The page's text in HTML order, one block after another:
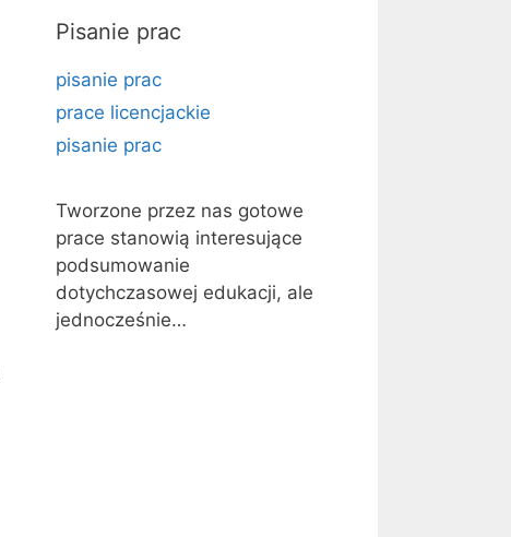
Pisanie prac
pisanie prac
prace licencjackie
pisanie prac
Tworzone przez nas gotowe
prace stanowią interesujące
podsumowanie
dotychczasowej edukacji, ale
jednocześnie…